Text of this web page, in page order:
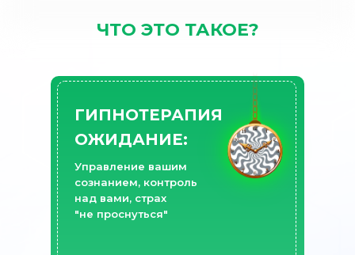
ЧТО ЭТО ТАКОЕ?
ГИПНОТЕРАПИЯ
ОЖИДАНИЕ:
Управление вашим
сознанием, контроль
над вами, страх
"не проснуться"